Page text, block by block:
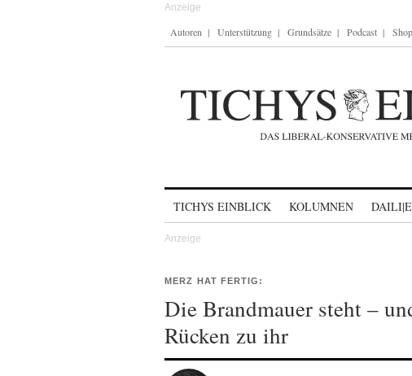
Autoren Unterstützung Grundsätze Podcast Shop
TICHYS EINBLICK KOLUMNEN
MERZ HAT FERTIG:
Die Brandmauer steht –
Rücken zu ihr